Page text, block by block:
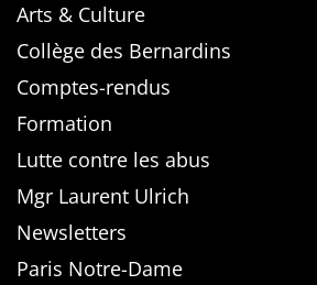
Arts & Culture
Collège des Bernardins
Comptes-rendus
Formation
Lutte contre les abus
Mgr Laurent Ulrich
Newsletters
Paris Notre-Dame